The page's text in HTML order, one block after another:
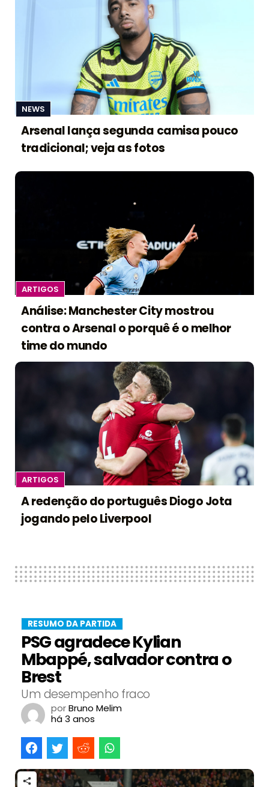
NEWS
Arsenal lança segunda camisa pouco
tradicional; veja as fotos
ARTIGOS
Análise: Manchester City mostrou
contra o Arsenal o porquê é o melhor
time do mundo
ARTIGOS
A redenção do português Diogo Jota
jogando pelo Liverpool
RESUMO DA PARTIDA
PSG agradece Kylian
Mbappé, salvador contra o
Brest
Um desempenho fraco
porBruno Melim
há 3 anos